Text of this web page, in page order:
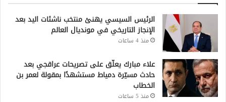
الرئيس السيسي يهنئ منتخب ناشئات اليد بعد
الإنجاز التاريخي في مونديال العالم
منذ 4 ساعات
علاء مبارك يعلّق على تصريحات عراقجي بعد
حادث مسيّرة دمياط مستشهدًا بمقولة لعمر بن
الخطاب
منذ 5 ساعات